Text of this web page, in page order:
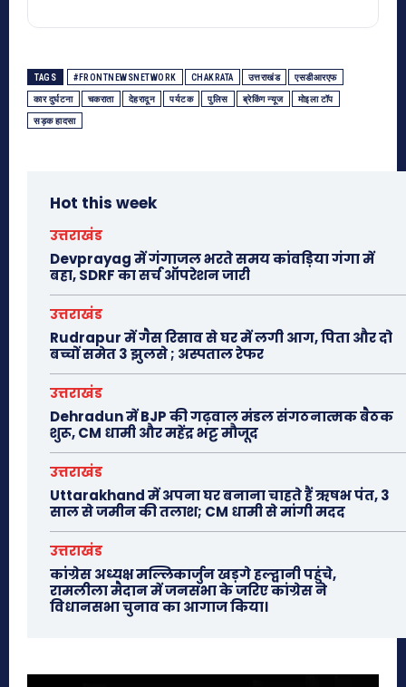
TAGS #FRONTNEWSNETWORK CHAKRATA उत्तराखंड एसडीआरएफ
कार दुर्घटना चकराता देहरादून पर्यटक पुलिस ब्रेकिंग न्यूज मोइला टॉप
सड़क हादसा
Hot this week
उत्तराखंड
Devprayag में गंगाजल भरते समय कांवड़िया गंगा में
बहा, SDRF का सर्च ऑपरेशन जारी
उत्तराखंड
Rudrapur में गैस रिसाव से घर में लगी आग, पिता और दो
बच्चों समेत 3 झुलसे ; अस्पताल रेफर
उत्तराखंड
Dehradun में BJP की गढ़वाल मंडल संगठनात्मक बैठक
शुरू, CM धामी और महेंद्र भट्ट मौजूद
उत्तराखंड
Uttarakhand में अपना घर बनाना चाहते हैं ऋषभ पंत, 3
साल से जमीन की तलाश; CM धामी से मांगी मदद
उत्तराखंड
कांग्रेस अध्यक्ष मल्लिकार्जुन खड़गे हल्द्वानी पहुंचे,
रामलीला मैदान में जनसभा के जरिए कांग्रेस ने
विधानसभा चुनाव का आगाज किया।